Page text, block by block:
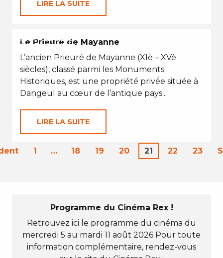
LIRE LA SUITE
VACANCES D'ÉTÉ
Le Prieuré de Mayanne
L’ancien Prieuré de Mayanne (XIè – XVè
siècles), classé parmi les Monuments
Historiques, est une propriété privée située à
Dangeul au cœur de l’antique pays...
LIRE LA SUITE
1 … 18 19 20 21 22 23
Programme du Cinéma Rex !
Retrouvez ici le programme du cinéma du
mercredi 5 au mardi 11 août 2026 Pour toute
information complémentaire, rendez-vous